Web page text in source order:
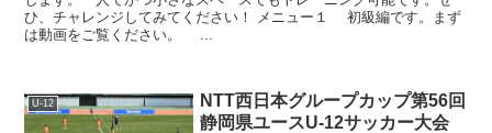
ひ、チャレンジしてみてください！ メニュー１ 初級編です。まず
は動画をご覧ください。 ...
U-12
NTT西日本グループカップ第56回
静岡県ユースU-12サッカー大会